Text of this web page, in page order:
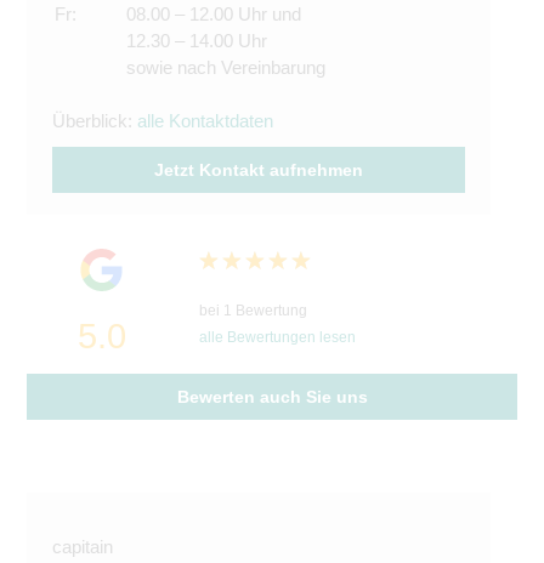
Fr:
08.00 – 12.00 Uhr und
12.30 – 14.00 Uhr
sowie nach Vereinbarung
Überblick: alle Kontaktdaten
Jetzt Kontakt aufnehmen
5.0
bei 1 Bewertung
alle Bewertungen lesen
Bewerten auch Sie uns
capitain